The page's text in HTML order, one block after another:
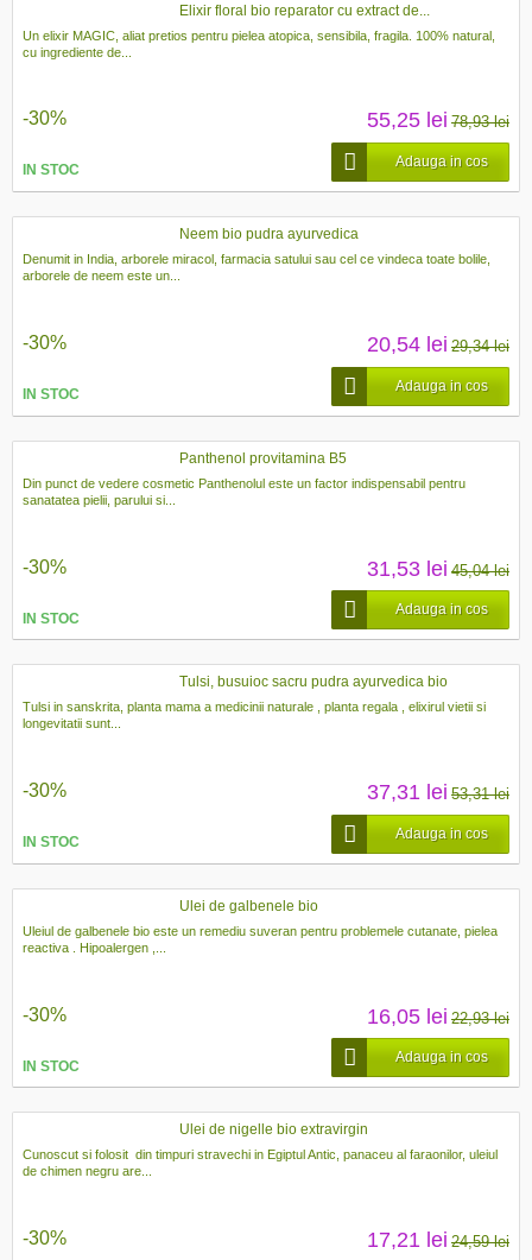
Elixir floral bio reparator cu extract de...
Un elixir MAGIC, aliat pretios pentru pielea atopica, sensibila, fragila. 100% natural,
cu ingrediente de...
-30% 55,25 lei 78,93 lei
IN STOC
Adauga in cos
Neem bio pudra ayurvedica
Denumit in India, arborele miracol, farmacia satului sau cel ce vindeca toate bolile,
arborele de neem este un...
-30% 20,54 lei 29,34 lei
IN STOC
Adauga in cos
Panthenol provitamina B5
Din punct de vedere cosmetic Panthenolul este un factor indispensabil pentru
sanatatea pielii, parului si...
-30% 31,53 lei 45,04 lei
IN STOC
Adauga in cos
Tulsi, busuioc sacru pudra ayurvedica bio
Tulsi in sanskrita, planta mama a medicinii naturale , planta regala , elixirul vietii si
longevitatii sunt...
-30% 37,31 lei 53,31 lei
IN STOC
Adauga in cos
Ulei de galbenele bio
Uleiul de galbenele bio este un remediu suveran pentru problemele cutanate, pielea
reactiva . Hipoalergen ,...
-30% 16,05 lei 22,93 lei
IN STOC
Adauga in cos
Ulei de nigelle bio extravirgin
Cunoscut si folosit din timpuri stravechi in Egiptul Antic, panaceu al faraonilor, uleiul
de chimen negru are...
-30% 17,21 lei 24,59 lei